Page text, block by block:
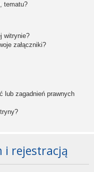
tematu?
witrynie?
załączniki?
lub zagadnień prawnych
i rejestracją